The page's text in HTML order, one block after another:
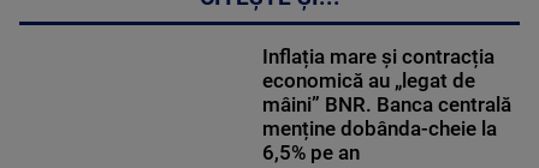
Inflația mare și contracția
economică au „legat de
mâini” BNR. Banca centrală
menține dobânda-cheie la
6,5% pe an